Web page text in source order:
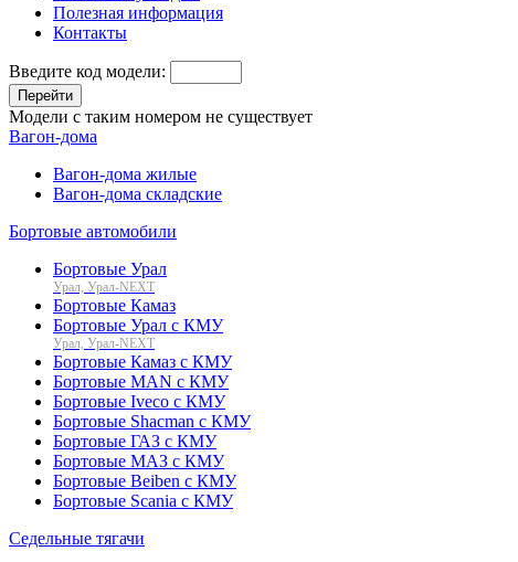
Полезная информация
Контакты
Введите код модели:
Перейти
Модели с таким номером не существует
Вагон-дома
Вагон-дома жилые
Вагон-дома складские
Бортовые автомобили
Бортовые Урал
Урал, Урал-NEXT
Бортовые Камаз
Бортовые Урал с КМУ
Урал, Урал-NEXT
Бортовые Камаз с КМУ
Бортовые MAN с КМУ
Бортовые Iveco с КМУ
Бортовые Shacman с КМУ
Бортовые ГАЗ с КМУ
Бортовые МАЗ с КМУ
Бортовые Beiben с КМУ
Бортовые Scania с КМУ
Седельные тягачи